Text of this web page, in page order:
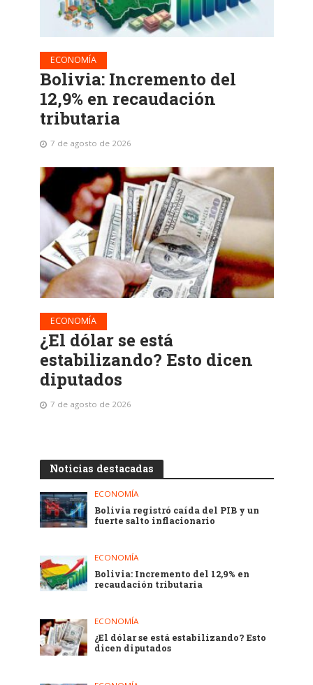
ECONOMÍA
Bolivia: Incremento del
12,9% en recaudación
tributaria
7 de agosto de 2026
ECONOMÍA
¿El dólar se está
estabilizando? Esto dicen
diputados
7 de agosto de 2026
Noticias destacadas
ECONOMÍA
Bolivia registró caída del PIB y un
fuerte salto inflacionario
ECONOMÍA
Bolivia: Incremento del 12,9% en
recaudación tributaria
ECONOMÍA
¿El dólar se está estabilizando? Esto
dicen diputados